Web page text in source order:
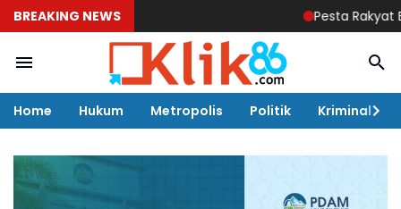
BREAKING NEWS Pesta Rakyat Belum
Home Hukum Metropolis Politik Kriminal